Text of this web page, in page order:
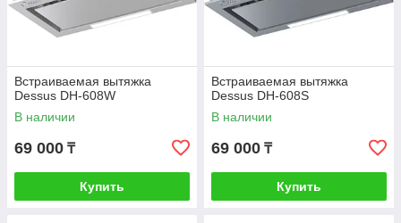
Встраиваемая вытяжка
Dessus DH-608W
В наличии
69 000 ₸
Купить
Встраиваемая вытяжка
Dessus DH-608S
В наличии
69 000 ₸
Купить